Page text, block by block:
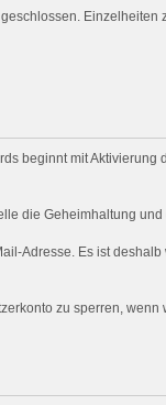
Einzelheiten
beginnt mit
die Geheimhaltung
Adresse. Es ist
zu sperren,